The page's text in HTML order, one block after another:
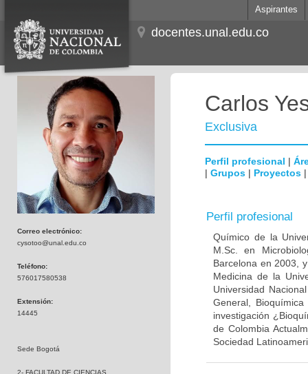
Aspirantes
docentes.unal.edu.co
Correo electrónico:
cysotoo@unal.edu.co
Teléfono:
576017580538
Extensión:
14445
Sede Bogotá
2- FACULTAD DE CIENCIAS
Carlos
Exclusiva
Perfil profesional |
| Grupos | Proyectos
Perfil profesional
Químico de la
M.Sc. en
Barcelona en 2003,
Medicina de la
Universidad
General,
investigación
de Colombia
Sociedad